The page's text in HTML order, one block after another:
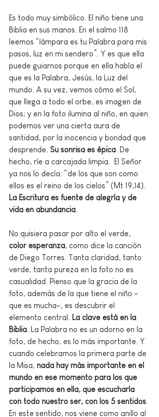
Es todo muy simbólico. El niño tiene una
Biblia en sus manos. En el salmo 118
leemos “lámpara es tu Palabra para mis
pasos, luz en mi sendero”. Y es que ella
puede guiarnos porque en ella habla el
que es la Palabra, Jesús, la Luz del
mundo. A su vez, vemos cómo el Sol,
que llega a todo el orbe, es imagen de
Dios; y en la foto ilumina al niño, en quien
podemos ver una cierta aura de
santidad, por la inocencia y bondad que
desprende. Su sonrisa es épica . De
hecho, ríe a carcajada limpia.  El Señor
ya nos lo decía: “de los que son como
ellos es el reino de los cielos” (Mt 19,14).
La Escritura es fuente de alegría y de
vida en abundancia
No quisiera pasar por alto el verde,
color esperanza, como dice la canción
de Diego Torres. Tanta claridad, tanto
verde, tanta pureza en la foto no es
casualidad. Pienso que la gracia de la
foto, además de la que tiene el niño -
que es mucha-, es descubrir el
elemento central.
La clave está en la
Biblia . La Palabra no es un adorno en la
foto, de hecho, es lo más importante. Y
cuando celebramos la primera parte de
la Misa, nada hay más importante en el
mundo en ese momento para los que
participamos en ella, que escucharla
con todo nuestro ser, con los 5 sentidos
En este sentido, nos viene como anillo al